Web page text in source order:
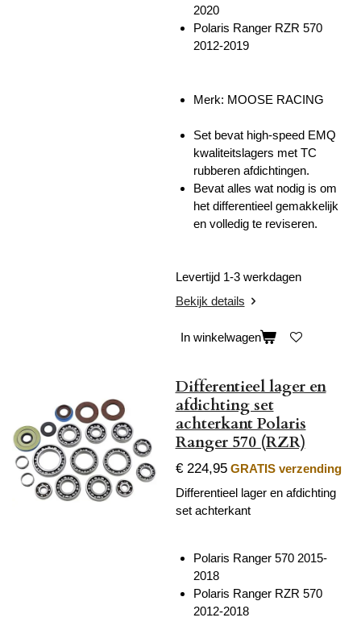
2020
Polaris Ranger RZR 570
2012-2019
Merk: MOOSE RACING
Set bevat high-speed EMQ
kwaliteitslagers met TC
rubberen afdichtingen.
Bevat alles wat nodig is om
het differentieel gemakkelijk
en volledig te reviseren.
Levertijd 1-3 werkdagen
Bekijk details
In winkelwagen
Differentieel lager en
afdichting set
achterkant Polaris
Ranger 570 (RZR)
€ 224,95 GRATIS verzending
Differentieel lager en afdichting
set achterkant
Polaris Ranger 570 2015-
2018
Polaris Ranger RZR 570
2012-2018